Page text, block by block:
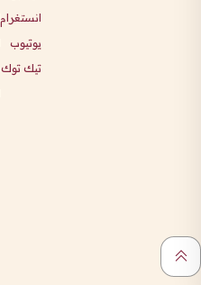
انستغرام
يوتيوب
تيك توك